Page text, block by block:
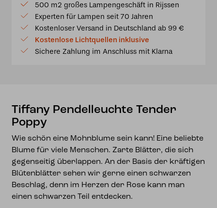
Tender
Poppy
Menge
500 m2 großes Lampengeschäft in Rijssen
Experten für Lampen seit 70 Jahren
Kostenloser Versand in Deutschland ab 99 €
Kostenlose Lichtquellen inklusive
Sichere Zahlung im Anschluss mit Klarna
Tiffany Pendelleuchte Tender
Poppy
Wie schön eine Mohnblume sein kann! Eine beliebte
Blume für viele Menschen. Zarte Blätter, die sich
gegenseitig überlappen. An der Basis der kräftigen
Blütenblätter sehen wir gerne einen schwarzen
Beschlag, denn im Herzen der Rose kann man
einen schwarzen Teil entdecken.